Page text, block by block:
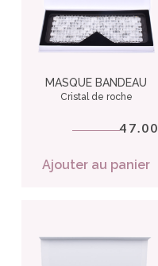
MASQUE BANDEAU
Cristal de roche
47.00
Ajouter au panier